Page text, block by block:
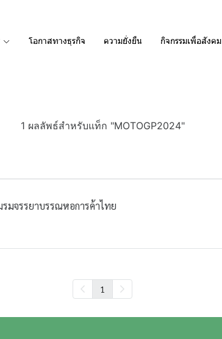
โอกาสทางธุรกิจ ความยั่งยืน กิจกรรมเพื่อสังคม
1 ผลลัพธ์สำหรับแท็ก "MOTOGP2024"
มจรรยาบรรณหอการค้าไทย
1